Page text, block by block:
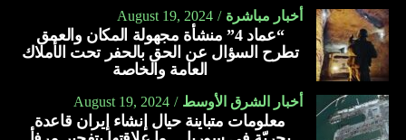
أخبار مباشرة August 19, 2024
“عماد 4” منشأة مجهولة المكان والعمق
تطرح السؤال عن الحق بالحفر تحت الأملاك
العامة والخاصة
أخبار الشرق الأوسط August 19, 2024
معلومات متباينة حيال إنشاء إيران قاعدة